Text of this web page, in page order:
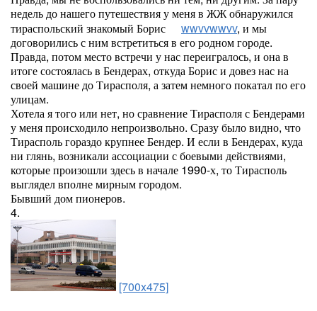
недель до нашего путешествия у меня в ЖЖ обнаружился
тираспольский знакомый Борис
wwvvwwvv, и мы
договорились с ним встретиться в его родном городе.
Правда, потом место встречи у нас переигралось, и она в
итоге состоялась в Бендерах, откуда Борис и довез нас на
своей машине до Тирасполя, а затем немного покатал по его
улицам.
Хотела я того или нет, но сравнение Тирасполя с Бендерами
у меня происходило непроизвольно. Сразу было видно, что
Тирасполь гораздо крупнее Бендер. И если в Бендерах, куда
ни глянь, возникали ассоциации с боевыми действиями,
которые произошли здесь в начале 1990-х, то Тирасполь
выглядел вполне мирным городом.
Бывший дом пионеров.
4.
[700x475]